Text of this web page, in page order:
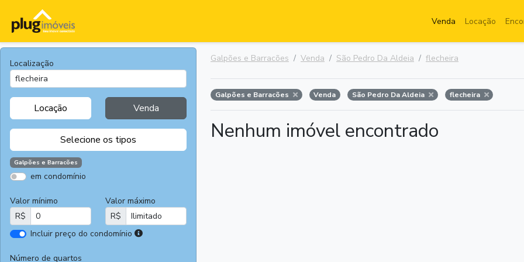
Venda Locação
Localização
Locação Venda
Selecione os tipos
Casas
Casas
Comerciais
Salas
Chácaras e
Galpões e Barracões
em condomínio
Valor mínimo
R$
Valor máximo
R$
Incluir preço do condomínio
I
Número de quartos
Galpões e Barracões Venda São Pedro Da Aldeia flecheira
Galpões e Barracões Venda São Pedro Da Aldeia flecheira
Nenhum imóvel encontrado